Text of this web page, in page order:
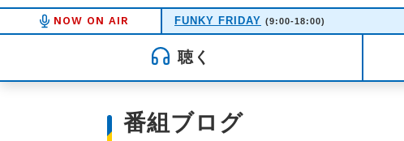
NOW ON AIR FUNKY FRIDAY (9:00-18:00)
聴く
番組ブログ